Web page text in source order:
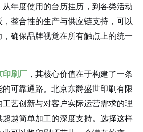
年度使用的台历挂历，到各类活动
整合性的生产与供应链支持，可以
确保品牌视觉在所有触点上的统一
印刷厂，其核心价值在于构建了一条
可靠通路。北京东爵盛世印刷有限
艺创新与对客户实际运营需求的理
越简单加工的深度支持。选择这样